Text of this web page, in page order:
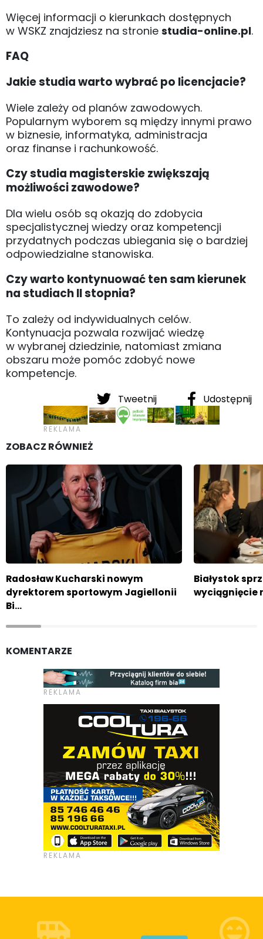
Więcej informacji o kierunkach dostępnych
w WSKZ znajdziesz na stronie studia-online.pl.
FAQ
Jakie studia warto wybrać po licencjacie?
Wiele zależy od planów zawodowych.
Popularnym wyborem są między innymi prawo
w biznesie, informatyka, administracja
oraz finanse i rachunkowość.
Czy studia magisterskie zwiększają
możliwości zawodowe?
Dla wielu osób są okazją do zdobycia
specjalistycznej wiedzy oraz kompetencji
przydatnych podczas ubiegania się o bardziej
odpowiedzialne stanowiska.
Czy warto kontynuować ten sam kierunek
na studiach II stopnia?
To zależy od indywidualnych celów.
Kontynuacja pozwala rozwijać wiedzę
w wybranej dziedzinie, natomiast zmiana
obszaru może pomóc zdobyć nowe
kompetencje.
Tweetnij Udostępnij
ZOBACZ RÓWNIEŻ
Radosław Kucharski nowym
dyrektorem sportowym Jagiellonii
Bi…
Białystok
wyciągnięcie
KOMENTARZE